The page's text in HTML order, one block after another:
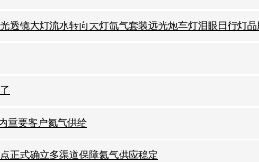
透镜大灯流水转向大灯氙气套装远光炮车灯泪眼日行灯
重要客户氦气供给
正式确立多渠道保障氦气供应稳定